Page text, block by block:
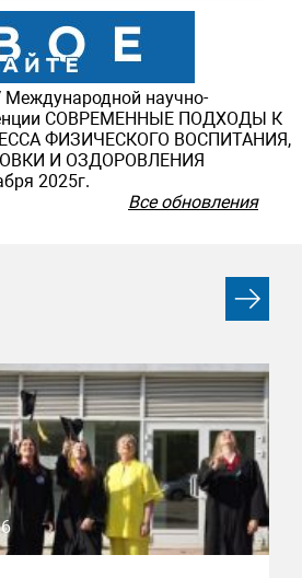
Международной научно-
СОВРЕМЕННЫЕ ПОДХОДЫ К
ФИЗИЧЕСКОГО ВОСПИТАНИЯ,
И ОЗДОРОВЛЕНИЯ
2025г.
Все обновления